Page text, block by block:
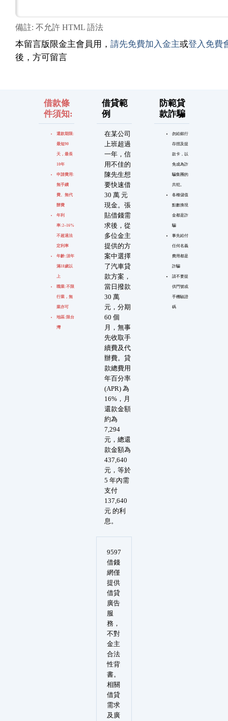
備註: 不允許 HTML 語法
本留言版限金主會員用， 請先免費加入金主或登入免費
後，方可留言
借款條
件須知:
還款期限:
最短90
天，最長
10年
申請費用:
無手續
費、無代
辦費
年利
率:2~16%
不超過法
定利率
年齡:須年
滿18歲以
上
職業:不限
行業，無
業亦可
地區:限台
灣
借貸範
例
在某公司
上班超過
一年，信
用不佳的
陳先生想
要快速借
30 萬 元
現金。張
貼借錢需
求後，從
多位金主
提供的方
案中選擇
了汽車貸
款方案，
當日撥款
30 萬
元，分期
60 個
月，無事
先收取手
續費及代
辦費。貸
款總費用
年百分率
(APR) 為
16%，月
還款金額
約為
7,294
元，總還
款金額為
437,640
元，等於
5 年內需
支付
137,640
元 的利
息。
防範貸
款詐騙
勿給銀行
存摺及提
款卡，以
免成為詐
騙集團的
共犯。
各種儲值
點數換現
金都是詐
騙
事先給付
任何名義
費用都是
詐騙
請不要提
供門號或
手機驗證
碼
9597
借錢
網僅
提供
借貸
廣告
服
務，
不對
金主
合法
性背
書。
相關
借貸
需求
及廣